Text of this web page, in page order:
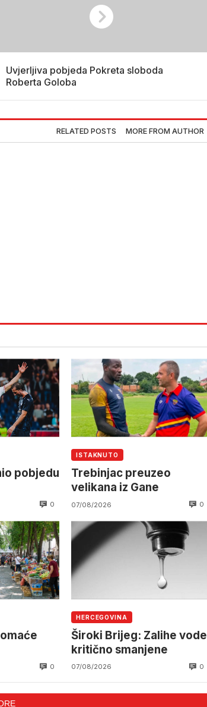
Uvjerljiva pobjeda Pokreta sloboda
Roberta Goloba
RELATED POSTS MORE FROM AUTHOR
pobjedu
0
ISTAKNUTO
Trebinjac preuzeo
velikana iz Gane
07/08/2026 0
0
HERCEGOVINA
Široki Brijeg: Zalihe vode
kritično smanjene
07/08/2026 0